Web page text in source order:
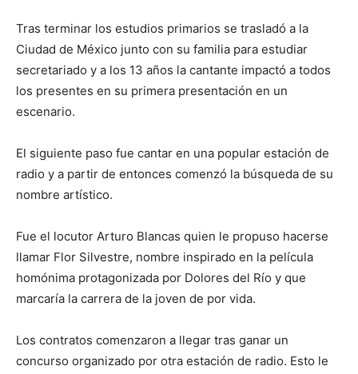
Tras terminar los estudios primarios se trasladó a la
Ciudad de México junto con su familia para estudiar
secretariado y a los 13 años la cantante impactó a todos
los presentes en su primera presentación en un
escenario.
El siguiente paso fue cantar en una popular estación de
radio y a partir de entonces comenzó la búsqueda de su
nombre artístico.
Fue el locutor Arturo Blancas quien le propuso hacerse
llamar Flor Silvestre, nombre inspirado en la película
homónima protagonizada por Dolores del Río y que
marcaría la carrera de la joven de por vida.
Los contratos comenzaron a llegar tras ganar un
concurso organizado por otra estación de radio. Esto le